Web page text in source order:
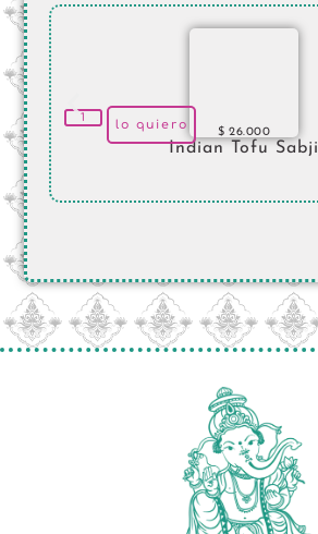
Indian Tofu Sabji
$ 26.000
lo quiero